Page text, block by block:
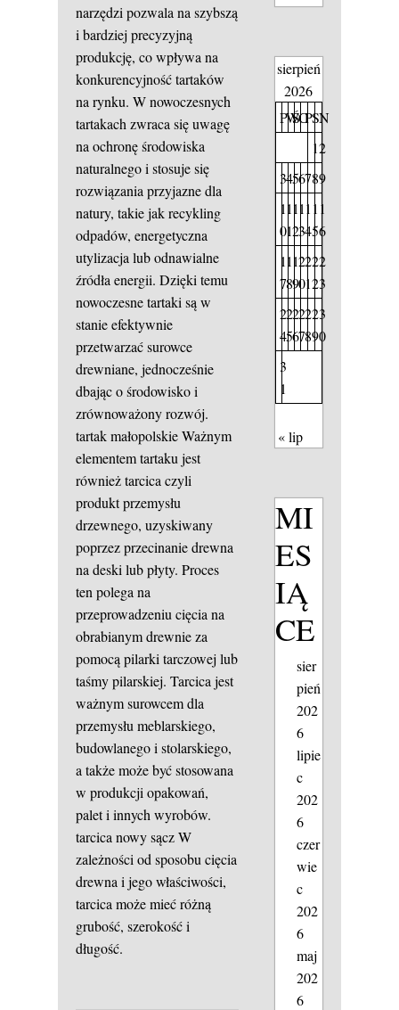
narzędzi pozwala na szybszą
i bardziej precyzyjną
produkcję, co wpływa na
konkurencyjność tartaków
na rynku. W nowoczesnych
tartakach zwraca się uwagę
na ochronę środowiska
naturalnego i stosuje się
rozwiązania przyjazne dla
natury, takie jak recykling
odpadów, energetyczna
utylizacja lub odnawialne
źródła energii. Dzięki temu
nowoczesne tartaki są w
stanie efektywnie
przetwarzać surowce
drewniane, jednocześnie
dbając o środowisko i
zrównoważony rozwój.
tartak małopolskieWażnym
elementem tartaku jest
również tarcica czyli
produkt przemysłu
drzewnego, uzyskiwany
poprzez przecinanie drewna
na deski lub płyty. Proces
ten polega na
przeprowadzeniu cięcia na
obrabianym drewnie za
pomocą pilarki tarczowej lub
taśmy pilarskiej. Tarcica jest
ważnym surowcem dla
przemysłu meblarskiego,
budowlanego i stolarskiego,
a także może być stosowana
w produkcji opakowań,
palet i innych wyrobów.
tarcica nowy sączW
zależności od sposobu cięcia
drewna i jego właściwości,
tarcica może mieć różną
grubość, szerokość i
długość.
sierpień
2026
PW
ŚCPSN
12
3456789
1
0
1
1
1
2
1
3
1
4
1
5
1
6
1
7
1
8
1
9
2
0
2
1
2
2
2
3
2
4
2
5
2
6
2
7
2
8
2
9
3
0
3
1
« lip
MI
ES
IĄ
CE
sier
pień
202
6
lipie
c
202
6
czer
wie
c
202
6
maj
202
6